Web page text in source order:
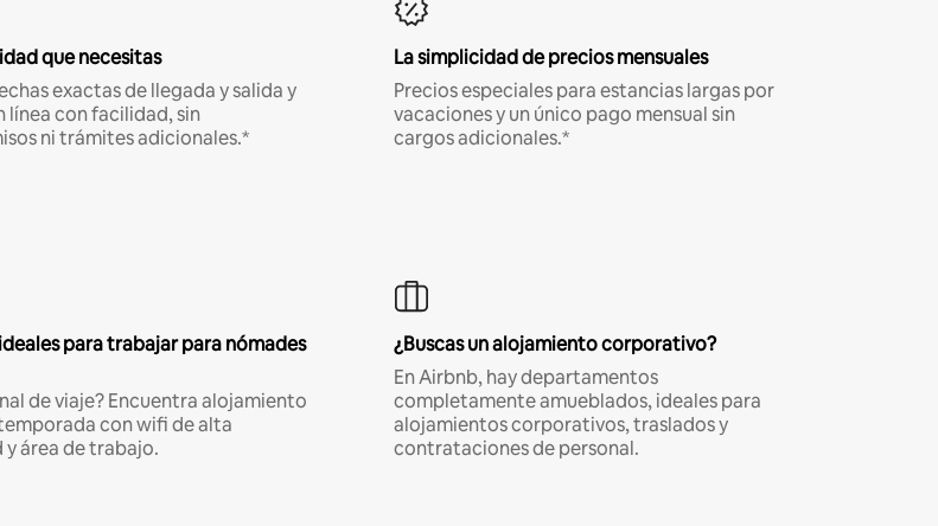
que necesitas
exactas de llegada y salida y
línea con facilidad, sin
ni trámites adicionales.*
La simplicidad de precios mensuales
Precios especiales para estancias largas por
vacaciones y un único pago mensual sin
cargos adicionales.*
para trabajar para nómades
de viaje? Encuentra alojamiento
con wifi de alta
área de trabajo.
¿Buscas un alojamiento corporativo?
En Airbnb, hay departamentos
completamente amueblados, ideales para
alojamientos corporativos, traslados y
contrataciones de personal.